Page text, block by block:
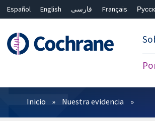
Español English فارسی Français
Filtros
Inicio Nuestra evidencia